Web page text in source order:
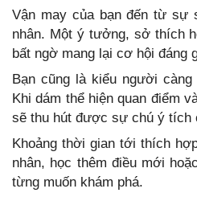
Vận may của bạn đến từ sự
nhân. Một ý tưởng, sở thích
bất ngờ mang lại cơ hội đáng
Bạn cũng là kiểu người
Khi dám thể hiện quan điểm
sẽ thu hút được sự chú ý
Khoảng thời gian tới thích
nhân, học thêm điều mới
từng muốn khám phá.